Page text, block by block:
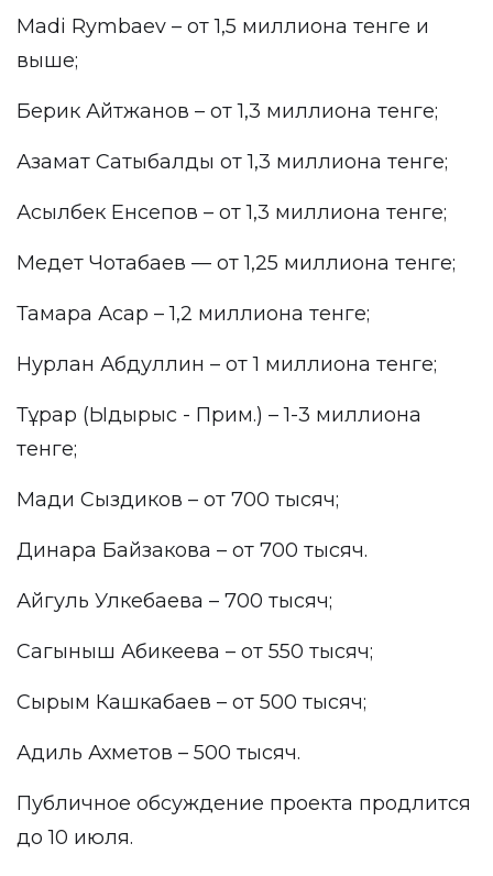
Madi Rymbaev – от 1,5 миллиона тенге и
выше;
Берик Айтжанов – от 1,3 миллиона тенге;
Азамат Сатыбалды от 1,3 миллиона тенге;
Асылбек Енсепов – от 1,3 миллиона тенге;
Медет Чотабаев — от 1,25 миллиона тенге;
Тамара Асар – 1,2 миллиона тенге;
Нурлан Абдуллин – от 1 миллиона тенге;
Тұрар (Ыдырыс - Прим.) – 1-3 миллиона
тенге;
Мади Сыздиков – от 700 тысяч;
Динара Байзакова – от 700 тысяч.
Айгуль Улкебаева – 700 тысяч;
Сагыныш Абикеева – от 550 тысяч;
Сырым Кашкабаев – от 500 тысяч;
Адиль Ахметов – 500 тысяч.
Публичное обсуждение проекта продлится
до 10 июля.